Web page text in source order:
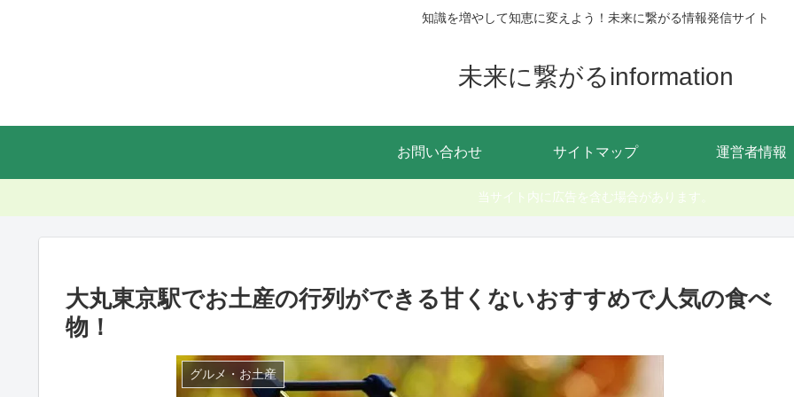
知識を増やして知恵に変えよう！未来に繋がる情報発信サイト
未来に繋がるinformation
お問い合わせ サイトマップ 運営者情報
当サイト内に広告を含む場合があります。
大丸東京駅でお土産の行列ができる甘くないおすすめで人気の食べ
物！
グルメ・お土産